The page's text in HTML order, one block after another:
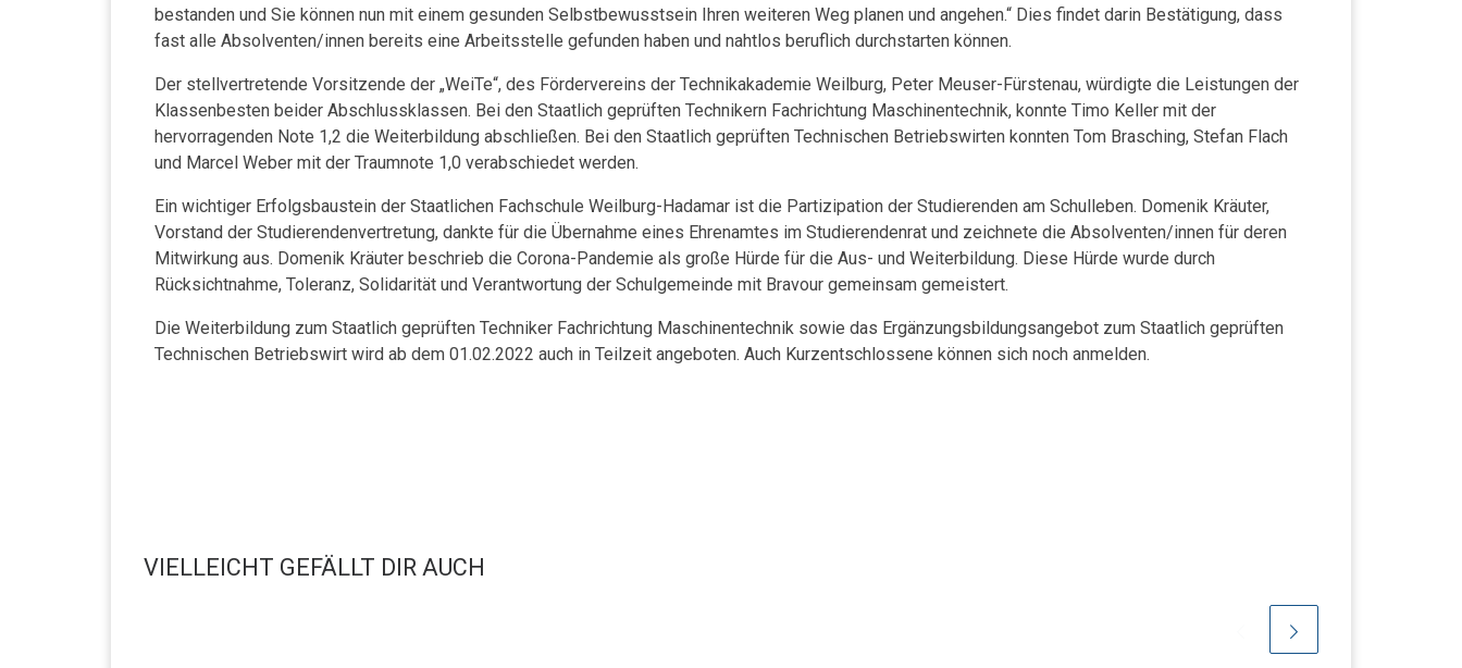
bestanden und Sie können nun mit einem gesunden Selbstbewusstsein Ihren weiteren Weg planen und angehen.“ Dies findet darin Bestätigung, dass
fast alle Absolventen/innen bereits eine Arbeitsstelle gefunden haben und nahtlos beruflich durchstarten können.
Der stellvertretende Vorsitzende der „WeiTe“, des Fördervereins der Technikakademie Weilburg, Peter Meuser-Fürstenau, würdigte die Leistungen der
Klassenbesten beider Abschlussklassen. Bei den Staatlich geprüften Technikern Fachrichtung Maschinentechnik, konnte Timo Keller mit der
hervorragenden Note 1,2 die Weiterbildung abschließen. Bei den Staatlich geprüften Technischen Betriebswirten konnten Tom Brasching, Stefan Flach
und Marcel Weber mit der Traumnote 1,0 verabschiedet werden.
Ein wichtiger Erfolgsbaustein der Staatlichen Fachschule Weilburg-Hadamar ist die Partizipation der Studierenden am Schulleben. Domenik Kräuter,
Vorstand der Studierendenvertretung, dankte für die Übernahme eines Ehrenamtes im Studierendenrat und zeichnete die Absolventen/innen für deren
Mitwirkung aus. Domenik Kräuter beschrieb die Corona-Pandemie als große Hürde für die Aus- und Weiterbildung. Diese Hürde wurde durch
Rücksichtnahme, Toleranz, Solidarität und Verantwortung der Schulgemeinde mit Bravour gemeinsam gemeistert.
Die Weiterbildung zum Staatlich geprüften Techniker Fachrichtung Maschinentechnik sowie das Ergänzungsbildungsangebot zum Staatlich geprüften
Technischen Betriebswirt wird ab dem 01.02.2022 auch in Teilzeit angeboten. Auch Kurzentschlossene können sich noch anmelden.
VIELLEICHT GEFÄLLT DIR AUCH